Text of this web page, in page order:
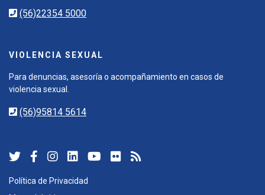
(56)22354 5000
VIOLENCIA SEXUAL
Para denuncias, asesoría o acompañamiento en casos de
violencia sexual.
(56)95814 5614
Política de Privacidad